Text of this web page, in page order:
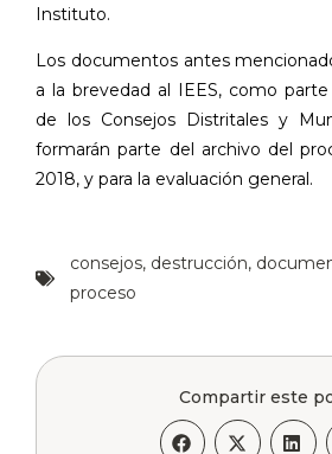
Instituto.
Los documentos antes
a la brevedad al IEES, como
de los Consejos Distritales y
formarán parte del archivo del
2018, y para la evaluación general.
consejos, destrucción,
proceso
Compartir este